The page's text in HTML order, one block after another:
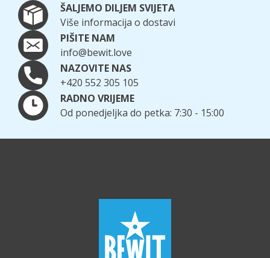
ŠALJEMO DILJEM SVIJETA
Više informacija o dostavi
PIŠITE NAM
info@bewit.love
NAZOVITE NAS
+420 552 305 105
RADNO VRIJEME
Od ponedjeljka do petka: 7:30 - 15:00